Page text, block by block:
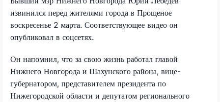
извинился перед жителями города в Прощеное
воскресенье 2 марта. Соответствующее видео он
опубликовал в соцсетях.
Он напомнил, что за свою жизнь работал главой
Нижнего Новгорода и Шахунского района, вице-
губернатором, представителем президента по
Нижегородской области и депутатом регионального